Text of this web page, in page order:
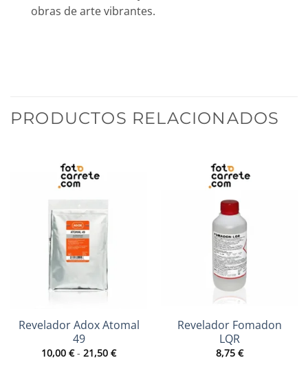
obras de arte vibrantes.
PRODUCTOS RELACIONADOS
Revelador Adox Atomal
49
10,00 € - 21,50 €Rango
de
Revelador Fomadon
LQR
8,75 €